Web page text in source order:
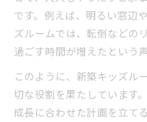
です。例えば、明るい窓辺
ズルームでは、転倒などの
過ごす時間が増えたという
このように、新築キッズル
切な役割を果たしています
成長に合わせた計画を立て